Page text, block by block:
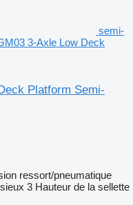
semi-
3-Axle Low Deck
Platform Semi-
ressort/pneumatique
3 Hauteur de la sellette